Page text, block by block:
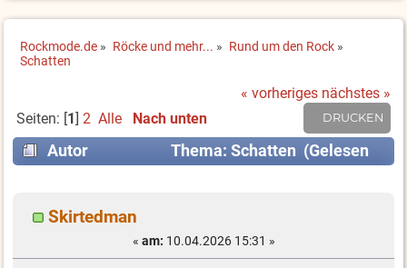
Rockmode.de » Röcke und mehr... » Rund um den Rock »
Schatten
« vorheriges nächstes »
DRUCKEN
Seiten: [1] 2 Alle Nach unten
Autor
Thema: Schatten (Gelesen
Skirtedman
« am: 10.04.2026 15:31 »